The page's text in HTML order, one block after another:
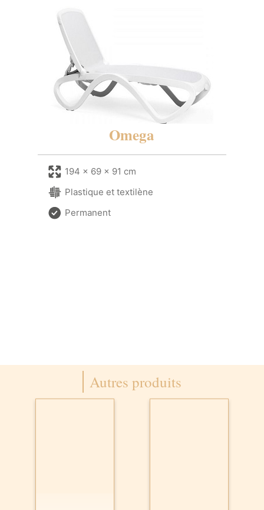
Omega
194 x 69 x 91 cm
Plastique et textilène
Permanent
Autres produits